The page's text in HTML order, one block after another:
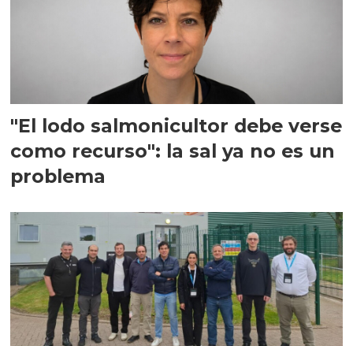
"El lodo salmonicultor debe verse
como recurso": la sal ya no es un
problema